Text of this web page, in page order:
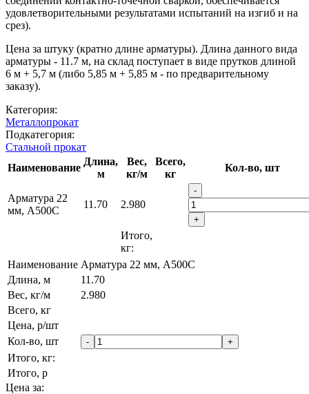
удовлетворительными результатами испытаний на изгиб и на
срез).
Цена за штуку (кратно длине арматуры). Длина данного вида
арматуры - 11.7 м, на склад поступает в виде прутков длиной
6 м + 5,7 м (либо 5,85 м + 5,85 м - по предварительному
заказу).
Категория:
Металлопрокат
Подкатегория:
Стальной прокат
Наименование
Длина,
м
Вес,
кг/м
Всего,
кг
Кол-во, шт
Арматура 22
мм, А500С
11.70 2.980
-
+
Итого,
кг:
Наименование Арматура 22 мм, А500С
Длина, м
11.70
Вес, кг/м
2.980
Всего, кг
Цена, р/шт
Кол-во, шт
- +
Итого, кг:
Итого, р
Цена за: